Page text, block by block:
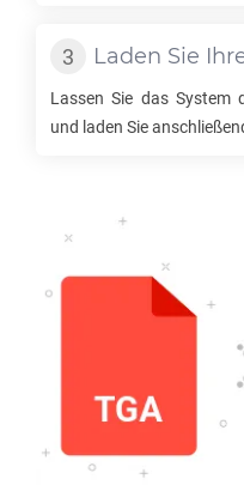
Laden Sie
Lassen Sie das System
und laden Sie